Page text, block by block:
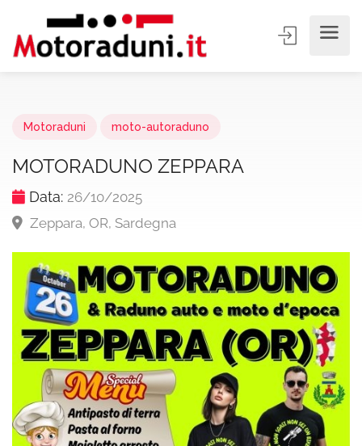
Motoraduni moto-autoraduno
MOTORADUNO ZEPPARA
Data: 26/10/2025
Zeppara, OR, Sardegna